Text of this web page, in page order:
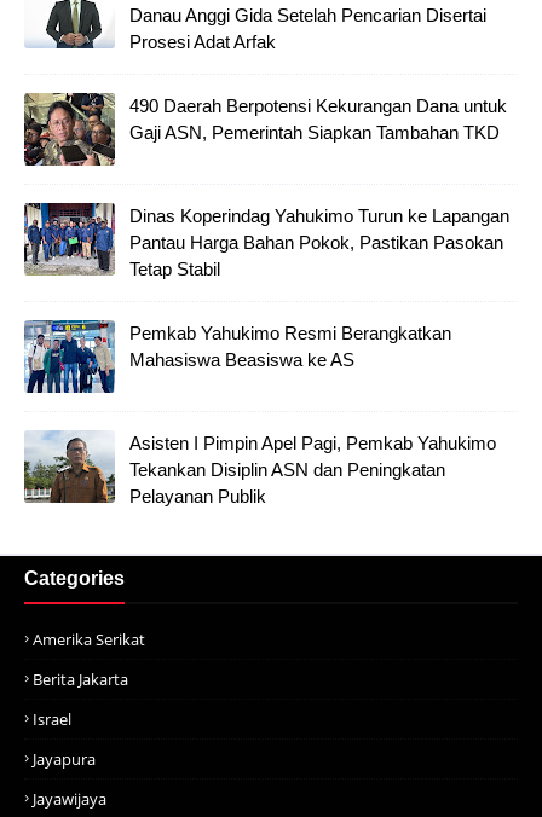
Danau Anggi Gida Setelah Pencarian Disertai
Prosesi Adat Arfak
490 Daerah Berpotensi Kekurangan Dana untuk
Gaji ASN, Pemerintah Siapkan Tambahan TKD
Dinas Koperindag Yahukimo Turun ke Lapangan
Pantau Harga Bahan Pokok, Pastikan Pasokan
Tetap Stabil
Pemkab Yahukimo Resmi Berangkatkan
Mahasiswa Beasiswa ke AS
Asisten I Pimpin Apel Pagi, Pemkab Yahukimo
Tekankan Disiplin ASN dan Peningkatan
Pelayanan Publik
Categories
Amerika Serikat
Berita Jakarta
Israel
Jayapura
Jayawijaya